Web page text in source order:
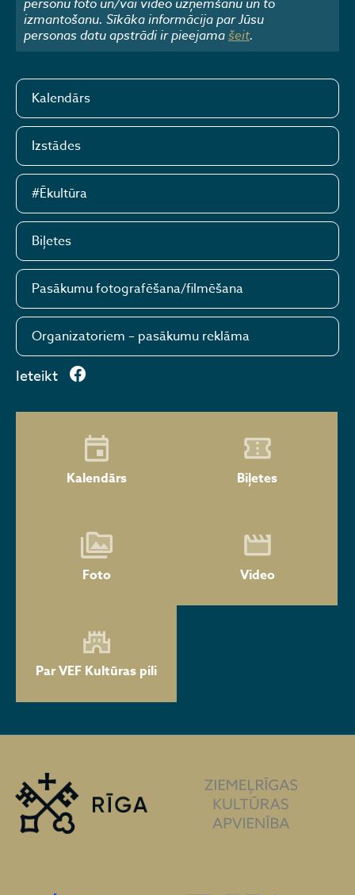
izmantošanu. Sīkāka informācija par Jūsu
personas datu apstrādi ir pieejamašeit.
Kalendārs
Izstādes
#Ēkultūra
Biļetes
Pasākumu fotografēšana/filmēšana
Organizatoriem – pasākumu reklāma
Ieteikt
Kalendārs Biļetes
Foto Video
Par VEF Kultūras pili